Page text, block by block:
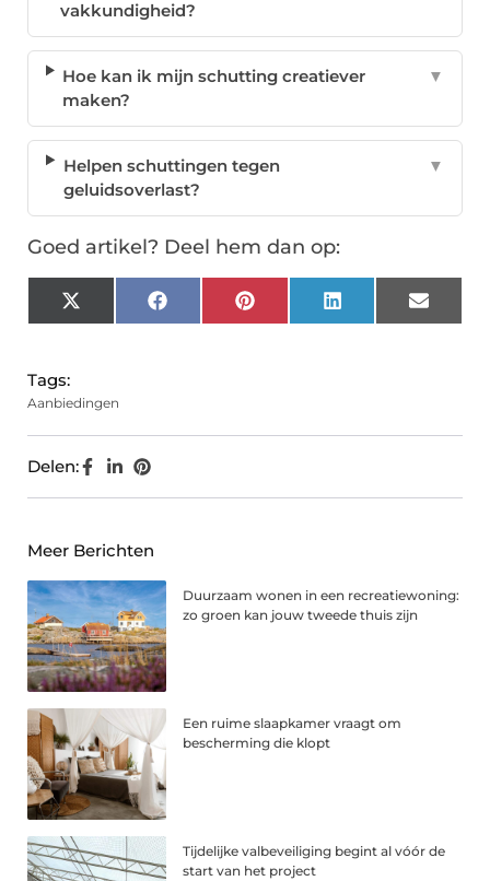
vakkundigheid?
Hoe kan ik mijn schutting creatiever
maken?
▼
Helpen schuttingen tegen
geluidsoverlast?
▼
Goed artikel? Deel hem dan op:
X
(Twitter)
FacebookPinterest LinkedIn Email
Tags:
Aanbiedingen
Delen:
Meer Berichten
Duurzaam wonen in een recreatiewoning:
zo groen kan jouw tweede thuis zijn
Een ruime slaapkamer vraagt om
bescherming die klopt
Tijdelijke valbeveiliging begint al vóór de
start van het project